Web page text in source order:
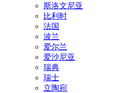
斯洛文尼亚
比利时
法国
波兰
爱尔兰
爱沙尼亚
瑞典
瑞士
立陶宛